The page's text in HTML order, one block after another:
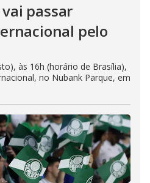
vai passar
pelo
às 16h (horário de Brasília),
no Nubank Parque, em